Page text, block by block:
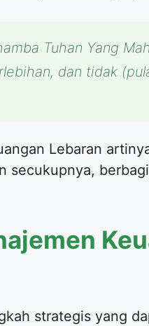
Tuhan Yang
dan tidak
Lebaran
secukupnya,
strategis yang